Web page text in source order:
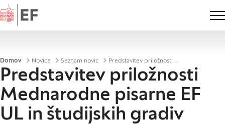
Domov
Drobtinice
Domov Novice Seznam novic Predstavitev priložnosti Mednarodne pisarne EF UL in študijskih gradiv Centralne ekonomske knjižnice mednarodnim študentom
Predstavitev priložnosti
Mednarodne pisarne EF
UL in študijskih gradiv